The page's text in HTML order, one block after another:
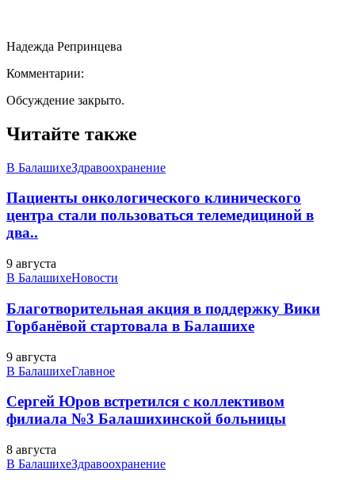
Надежда Репринцева
Комментарии:
Обсуждение закрыто.
Читайте также
В БалашихеЗдравоохранение
Пациенты онкологического клинического
центра стали пользоваться телемедициной в
два..
9 августа
В БалашихеНовости
Благотворительная акция в поддержку Вики
Горбанёвой стартовала в Балашихе
9 августа
В БалашихеГлавное
Сергей Юров встретился с коллективом
филиала №3 Балашихинской больницы
8 августа
В БалашихеЗдравоохранение